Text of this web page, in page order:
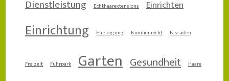
Dienstleistung Echthaarextensions Einrichten
Einrichtung Entsorgung Familienrecht Fassaden
Freizeit Fuhrpark Garten Gesundheit Haare